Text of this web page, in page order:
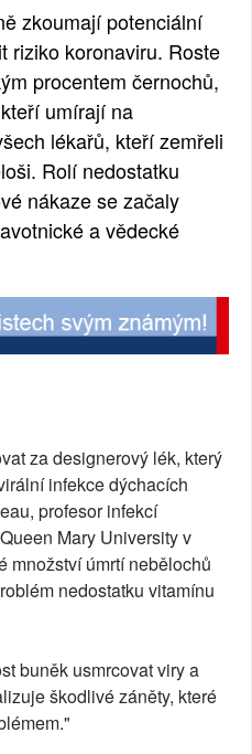
zkoumají potenciální
riziko koronaviru. Roste
procentem černochů,
umírají na
lékařů, kteří zemřeli
Rolí nedostatku
nákaze se začaly
a vědecké
za designerový lék, který
infekce dýchacích
profesor infekcí
Mary University v
množství úmrtí nebělochů
nedostatku vitamínu
buněk usmrcovat viry a
škodlivé záněty, které